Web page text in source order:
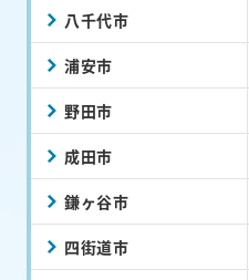
八千代市
浦安市
野田市
成田市
鎌ヶ谷市
四街道市